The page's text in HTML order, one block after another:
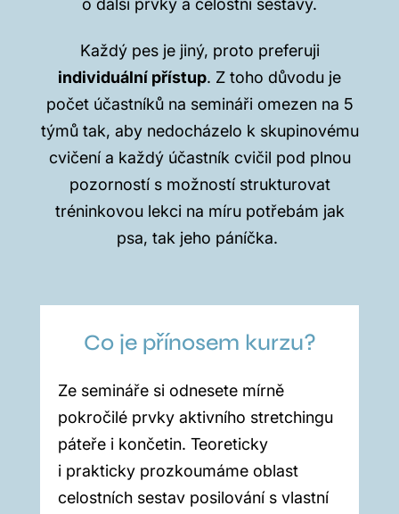
o další prvky a celostní sestavy.
Každý pes je jiný, proto preferuji
individuální přístup. Z toho důvodu je
počet účastníků na semináři omezen na 5
týmů tak, aby nedocházelo k skupinovému
cvičení a každý účastník cvičil pod plnou
pozorností s možností strukturovat
tréninkovou lekci na míru potřebám jak
psa, tak jeho páníčka.
Co je přínosem kurzu?
Ze semináře si odnesete mírně
pokročilé prvky aktivního stretchingu
páteře i končetin. Teoreticky
i prakticky prozkoumáme oblast
celostních sestav posilování s vlastní